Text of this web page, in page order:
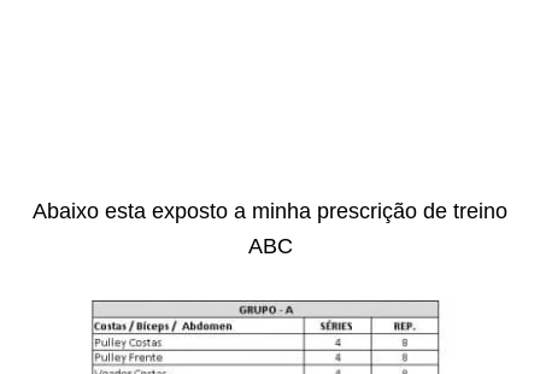
Abaixo esta exposto a minha prescrição de treino
ABC